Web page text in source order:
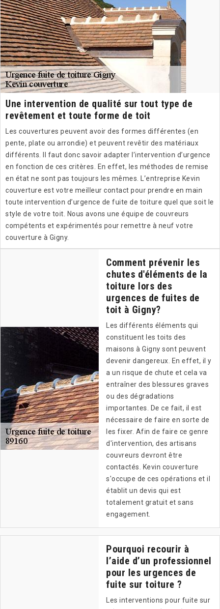
Une intervention de qualité sur tout type de
revêtement et toute forme de toit
Les couvertures peuvent avoir des formes différentes (en
pente, plate ou arrondie) et peuvent revêtir des matériaux
différents. Il faut donc savoir adapter l’intervention d’urgence
en fonction de ces critères. En effet, les méthodes de remise
en état ne sont pas toujours les mêmes. L’entreprise Kevin
couverture est votre meilleur contact pour prendre en main
toute intervention d’urgence de fuite de toiture quel que soit le
style de votre toit. Nous avons une équipe de couvreurs
compétents et expérimentés pour remettre à neuf votre
couverture à Gigny.
Comment prévenir les
chutes d'éléments de la
toiture lors des
urgences de fuites de
toit à Gigny?
Les différents éléments qui
constituent les toits des
maisons à Gigny sont peuvent
devenir dangereux. En effet, il y
a un risque de chute et cela va
entraîner des blessures graves
ou des dégradations
importantes. De ce fait, il est
nécessaire de faire en sorte de
les fixer. Afin de faire ce genre
d'intervention, des artisans
couvreurs devront être
contactés. Kevin couverture
s'occupe de ces opérations et il
établit un devis qui est
totalement gratuit et sans
engagement.
Pourquoi recourir à
l’aide d’un professionnel
pour les urgences de
fuite sur toiture ?
Les interventions pour fuite sur